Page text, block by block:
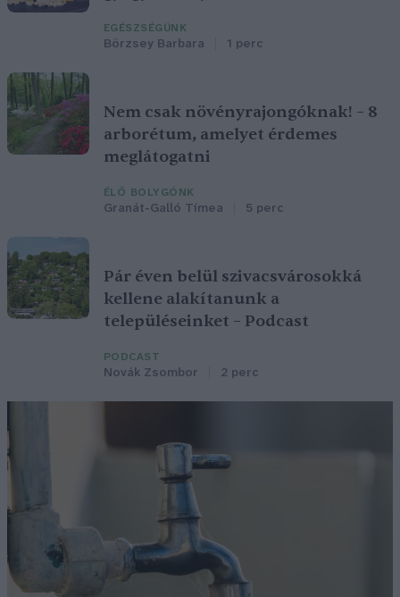
EGÉSZSÉGÜNK
Börzsey Barbara 1 perc
Nem csak növényrajongóknak! – 8
arborétum, amelyet érdemes
meglátogatni
ÉLŐ BOLYGÓNK
Granát-Galló Tímea 5 perc
Pár éven belül szivacsvárosokká
kellene alakítanunk a
településeinket – Podcast
PODCAST
Novák Zsombor 2 perc